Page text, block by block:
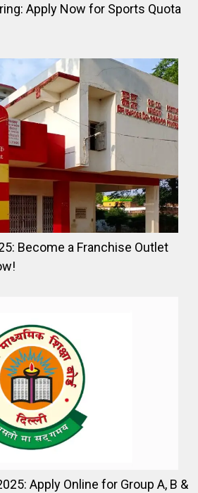
Apply Now for Sports Quota
Become a Franchise Outlet
Apply Online for Group A, B &